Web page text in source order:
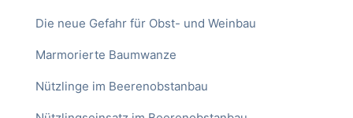
Die neue Gefahr für Obst- und Weinbau
Marmorierte Baumwanze
Nützlinge im Beerenobstanbau